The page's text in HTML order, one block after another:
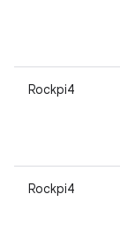
Rockpi4
Rockpi4